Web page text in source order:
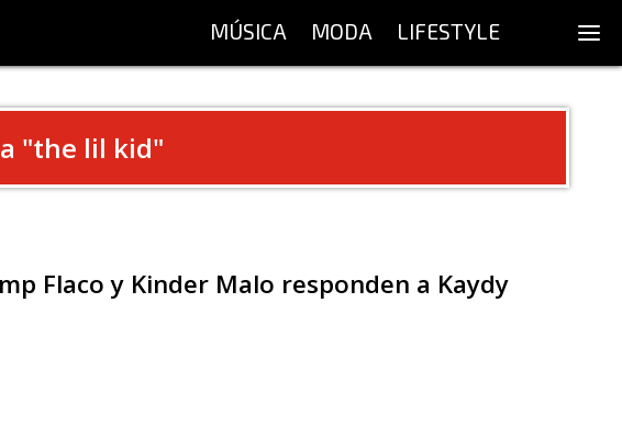
MÚSICA MODA LIFESTYLE
"the lil kid"
Flaco y Kinder Malo responden a Kaydy